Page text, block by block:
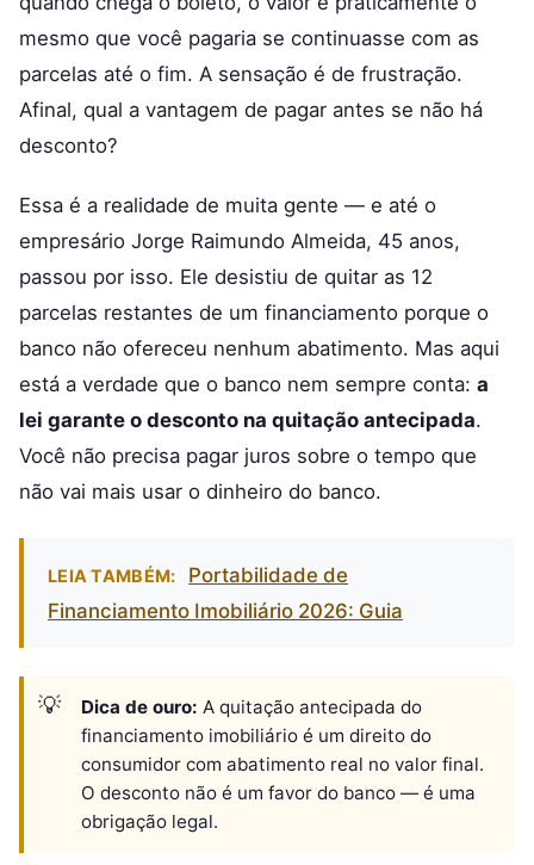
mesmo que você pagaria se continuasse com as
parcelas até o fim. A sensação é de frustração.
Afinal, qual a vantagem de pagar antes se não há
desconto?
Essa é a realidade de muita gente — e até o
empresário Jorge Raimundo Almeida, 45 anos,
passou por isso. Ele desistiu de quitar as 12
parcelas restantes de um financiamento porque o
banco não ofereceu nenhum abatimento. Mas aqui
está a verdade que o banco nem sempre conta: a
lei garante o desconto na quitação antecipada.
Você não precisa pagar juros sobre o tempo que
não vai mais usar o dinheiro do banco.
LEIA TAMBÉM:
Portabilidade de
Financiamento Imobiliário 2026: Guia
Dica de ouro: A quitação antecipada do
financiamento imobiliário é um direito do
consumidor com abatimento real no valor final.
O desconto não é um favor do banco — é uma
obrigação legal.